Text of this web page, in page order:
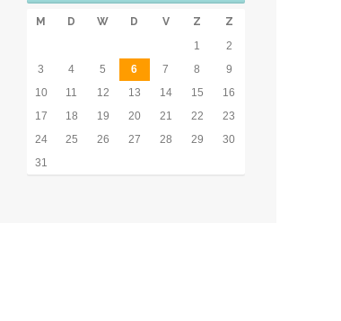
M D W D V Z
Z
1
2
3
4 5 6 7 8
9
10
11 12 13 14 15
16
17
18 19 20 21 22
23
24
25 26 27 28 29
30
31